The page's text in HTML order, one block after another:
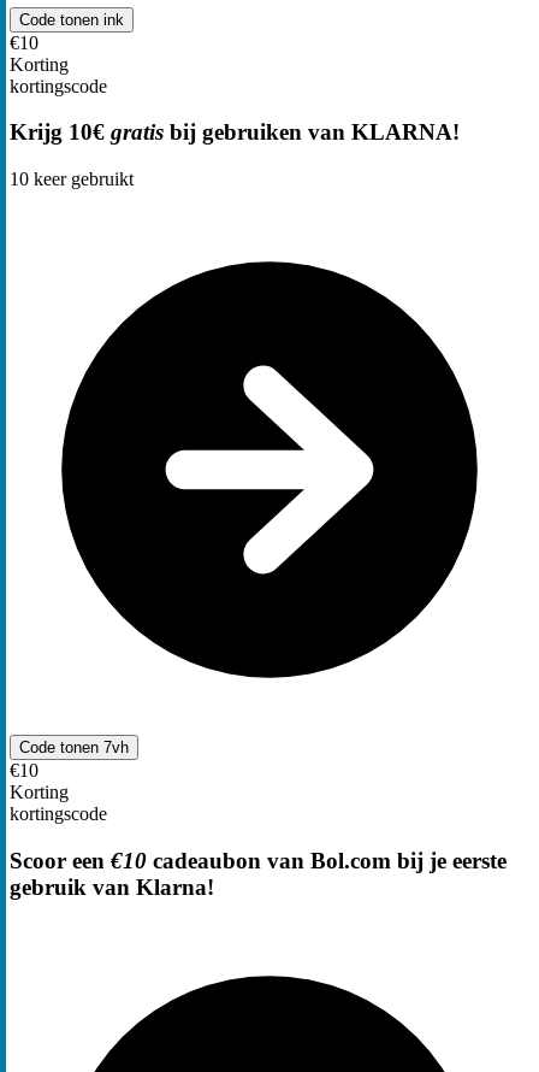
Code tonen ink
€10
Korting
kortingscode
Krijg 10€ gratis bij gebruiken van KLARNA!
10 keer gebruikt
Code tonen 7vh
€10
Korting
kortingscode
Scoor een €10 cadeaubon van Bol.com bij je eerste
gebruik van Klarna!